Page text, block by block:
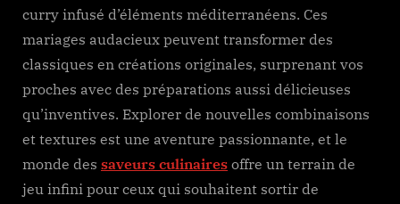
curry infusé d’éléments méditerranéens. Ces
mariages audacieux peuvent transformer des
classiques en créations originales, surprenant vos
proches avec des préparations aussi délicieuses
qu’inventives. Explorer de nouvelles combinaisons
et textures est une aventure passionnante, et le
monde des saveurs culinaires offre un terrain de
jeu infini pour ceux qui souhaitent sortir de